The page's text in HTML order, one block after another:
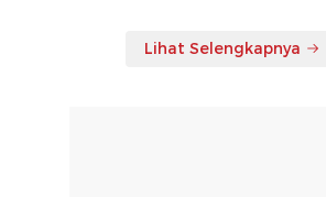
Lihat Selengkapnya